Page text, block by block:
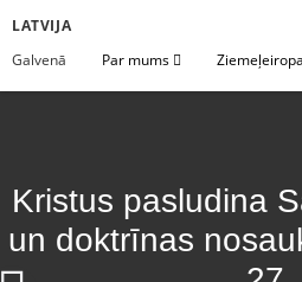
LATVIJA
Galvenā
Par mums
Kristus pasludina
un doktrīnas